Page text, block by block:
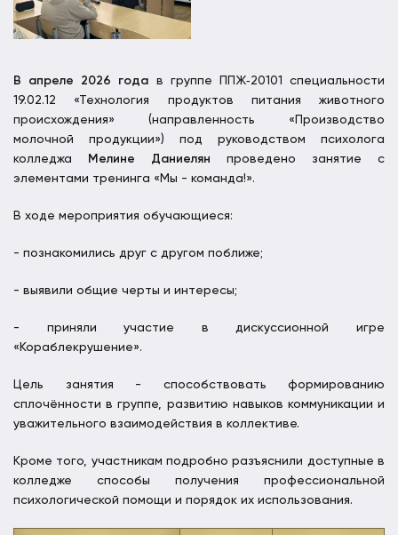
В апреле 2026 года в группе ППЖ‑20101 специальности
19.02.12 «Технология продуктов питания животного
происхождения» (направленность «Производство
молочной продукции») под руководством психолога
колледжа
Мелине Даниелян проведено занятие с
элементами тренинга «Мы - команда!».
В ходе мероприятия обучающиеся:
- познакомились друг с другом поближе;
- выявили общие черты и интересы;
- приняли участие в дискуссионной игре
«Кораблекрушение».
Цель занятия - способствовать формированию
сплочённости в группе, развитию навыков коммуникации и
уважительного взаимодействия в коллективе.
Кроме того, участникам подробно разъяснили доступные в
колледже способы получения профессиональной
психологической помощи и порядок их использования.